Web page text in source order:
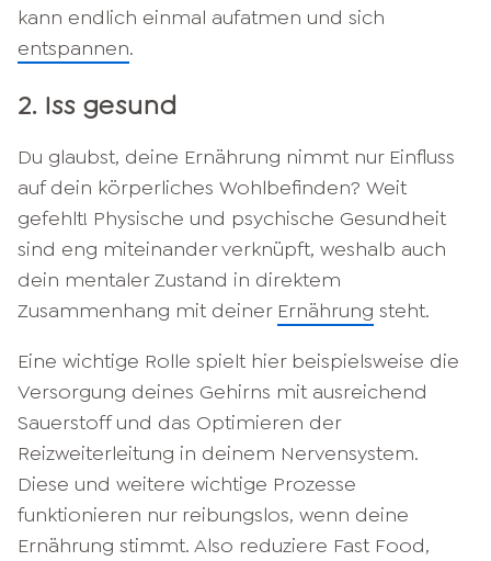
kann endlich einmal aufatmen und sich
entspannen.
2. Iss gesund
Du glaubst, deine Ernährung nimmt nur Einfluss
auf dein körperliches Wohlbefinden? Weit
gefehlt! Physische und psychische Gesundheit
sind eng miteinander verknüpft, weshalb auch
dein mentaler Zustand in direktem
Zusammenhang mit deiner Ernährung steht.
Eine wichtige Rolle spielt hier beispielsweise die
Versorgung deines Gehirns mit ausreichend
Sauerstoff und das Optimieren der
Reizweiterleitung in deinem Nervensystem.
Diese und weitere wichtige Prozesse
funktionieren nur reibungslos, wenn deine
Ernährung stimmt. Also reduziere Fast Food,